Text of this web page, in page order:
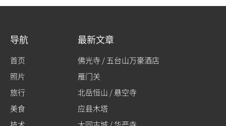
导航
首页
照片
旅行
美食
最新文章
佛光寺 / 五台山万豪酒店
雁门关
北岳恒山 / 悬空寺
应县木塔